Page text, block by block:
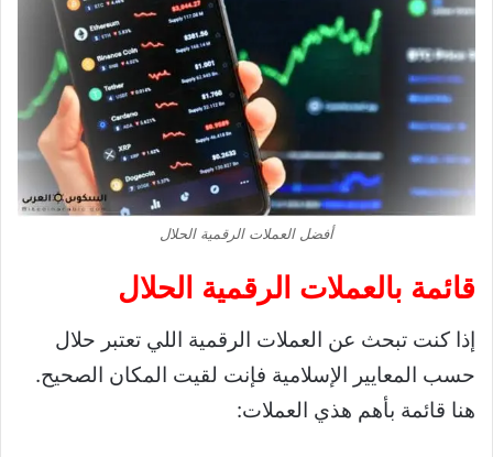
أفضل العملات الرقمية الحلال
قائمة بالعملات الرقمية الحلال
إذا كنت تبحث عن العملات الرقمية اللي تعتبر حلال
حسب المعايير الإسلامية فإنت لقيت المكان الصحيح.
هنا قائمة بأهم هذي العملات: